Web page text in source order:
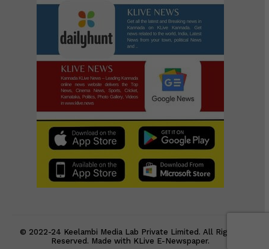
© 2022-24 Keelambi Media Lab Private Limited. All Rights
Reserved. Made with KLive E-Newspaper.